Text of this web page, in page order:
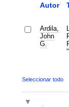
Autor
Ardila,
John
G.
Seleccionar todo